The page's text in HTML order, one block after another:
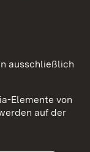
ausschließlich
Elemente von
auf der